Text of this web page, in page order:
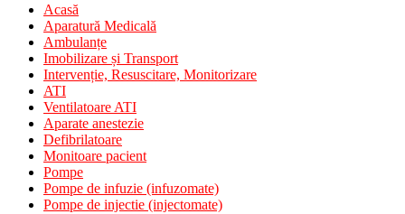
Acasă
Aparatură Medicală
Ambulanțe
Imobilizare și Transport
Intervenție, Resuscitare, Monitorizare
ATI
Ventilatoare ATI
Aparate anestezie
Defibrilatoare
Monitoare pacient
Pompe
Pompe de infuzie (infuzomate)
Pompe de injectie (injectomate)